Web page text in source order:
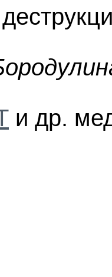
и др.